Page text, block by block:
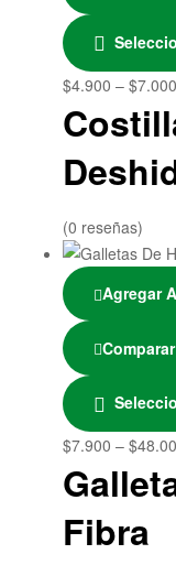
$4.900 – $7.000
(0 reseñas)
Agregar
Comparar
$7.900 – $
Fibra